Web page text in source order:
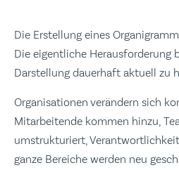
Die Erstellung eines
Die eigentliche Herausforderung
Darstellung dauerhaft aktuell zu
Organisationen verändern sich
Mitarbeitende kommen hinzu,
umstrukturiert,
ganze Bereiche werden neu